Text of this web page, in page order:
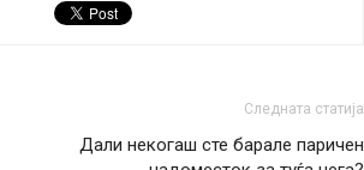
Следната статија
Дали некогаш сте барале паричен